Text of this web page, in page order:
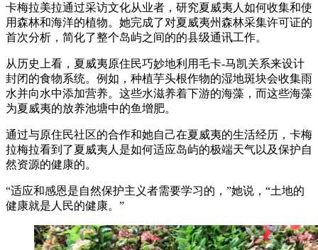
卡梅拉美拉通过采访文化从业者，研究夏威夷人如何收集和使
用森林和海洋的植物。她完成了对夏威夷州森林采集许可证的
首次分析，简化了整个岛屿之间的的县级通讯工作。
从历史上看，夏威夷原住民巧妙地利用毛卡-马凯关系来设计
封闭的食物系统。例如，种植芋头根作物的湿地斑块会收集雨
水并向水中添加营养。这些水滋养着下游的海藻，而这些海藻
为夏威夷的放养池塘中的鱼增肥。
通过与原住民社区的合作和她自己在夏威夷的生活经历，卡梅
拉梅拉看到了夏威夷人是如何适应岛屿的极端天气以及保护自
然资源的健康的。
“适应和感恩是自然保护主义者需要学习的，”她说，“土地的
健康就是人民的健康。”